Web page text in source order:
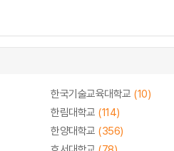
한국기술교육대학교 (10)
한림대학교 (114)
한양대학교 (356)